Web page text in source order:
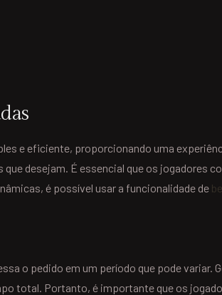
e eficiente, proporcionando uma
desejam. É essencial que os jogadores
é possível usar a funcionalidade de
o pedido em um período que pode
total. Portanto, é importante que os